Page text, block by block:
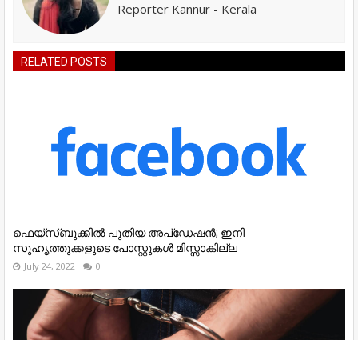
Reporter Kannur - Kerala
RELATED POSTS
ഫെയ്സ്‌ബുക്കിൽ പുതിയ അപ്‌ഡേഷൻ; ഇനി
സുഹൃത്തുക്കളുടെ പോസ്റ്റുകൾ മിസ്സാകില്ല
July 24, 2022 0